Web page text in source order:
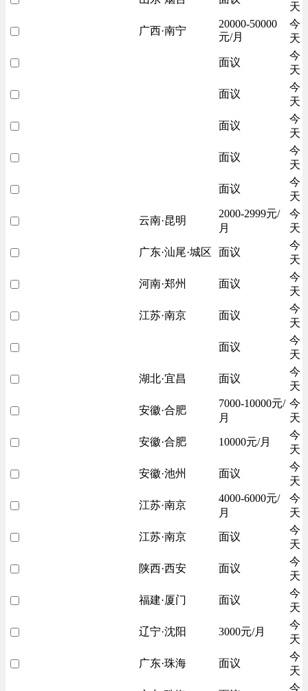
天
广西·南宁
20000-50000
元/月
今
天
面议
今
天
面议
今
天
面议
今
天
面议
今
天
面议
今
天
云南·昆明
2000-2999元/
月
今
天
广东·汕尾·城区 面议
今
天
河南·郑州 面议
今
天
江苏·南京 面议
今
天
面议
今
天
湖北·宜昌 面议
今
天
安徽·合肥
7000-10000元/
月
今
天
安徽·合肥 10000元/月
今
天
安徽·池州 面议
今
天
江苏·南京
4000-6000元/
月
今
天
江苏·南京 面议
今
天
陕西·西安 面议
今
天
福建·厦门 面议
今
天
辽宁·沈阳 3000元/月
今
天
广东·珠海 面议
今
天
今